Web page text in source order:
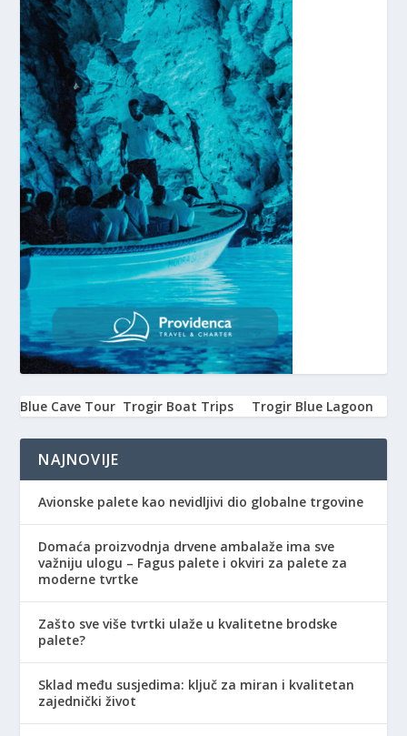
Blue Cave Tour Trogir Boat Trips Trogir Blue Lagoon
NAJNOVIJE
Avionske palete kao nevidljivi dio globalne trgovine
Domaća proizvodnja drvene ambalaže ima sve
važniju ulogu – Fagus palete i okviri za palete za
moderne tvrtke
Zašto sve više tvrtki ulaže u kvalitetne brodske
palete?
Sklad među susjedima: ključ za miran i kvalitetan
zajednički život